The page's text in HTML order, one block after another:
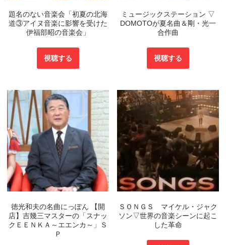
題名のない音楽会「初夏の北海
道③アイヌ音楽に影響を受けた
伊福部昭の音楽会」
視聴する
ミュージックステーション ▽
DOMOTOが夏名曲＆剛・光一
合作曲
視聴する
徳光和夫の名曲にっぽん 【開
店】吉幾三マスターの「スナッ
クＥＥＮＫＡ～エエンカ～」Ｓ
Ｐ
ＳＯＮＧＳ マイケル・ジャク
ソン▽世界の音楽シーンに起こ
した革命